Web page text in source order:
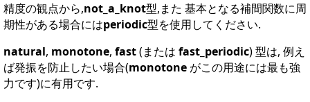
精度の観点から,not_a_knot型,また 基本となる補間関数に周
期性がある場合にはperiodic型を使用してください.
natural, monotone, fast(または fast_periodic) 型は, 例え
ば発振を防止したい場合(monotone がこの用途には最も強
力です)に有用です.